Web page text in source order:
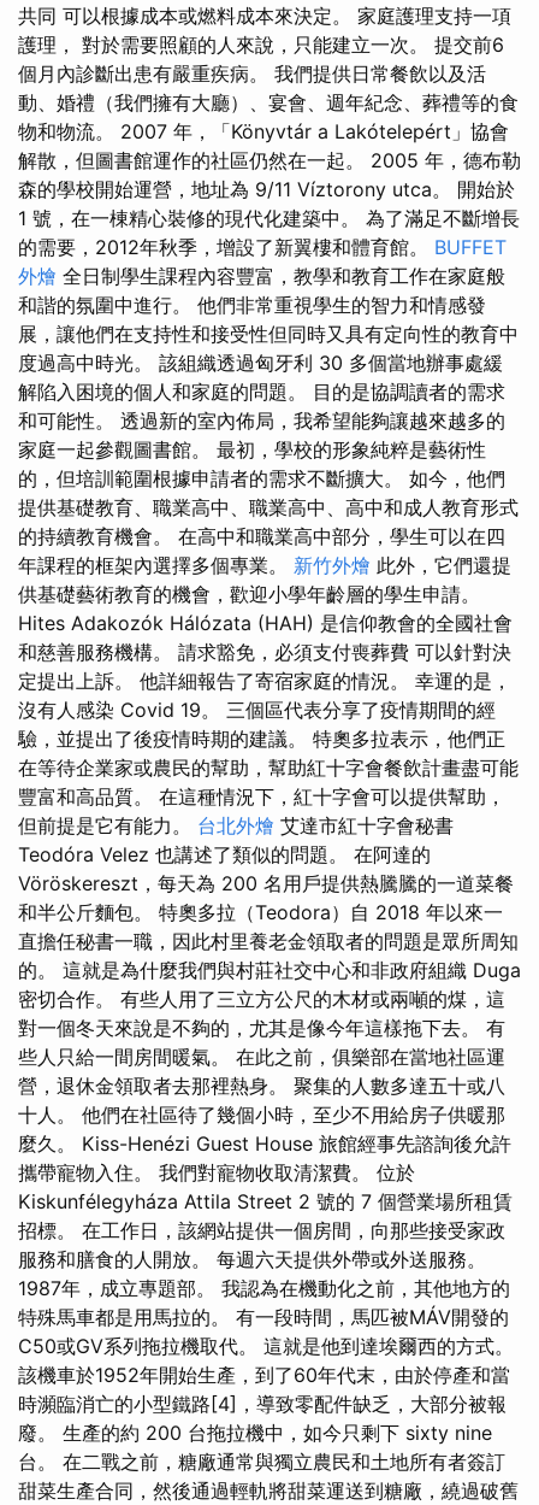
共同 可以根據成本或燃料成本來決定。 家庭護理支持一項
護理， 對於需要照顧的人來說，只能建立一次。 提交前6
個月內診斷出患有嚴重疾病。 我們提供日常餐飲以及活
動、婚禮（我們擁有大廳）、宴會、週年紀念、葬禮等的食
物和物流。 2007 年，「Könyvtár a Lakótelepért」協會
解散，但圖書館運作的社區仍然在一起。 2005 年，德布勒
森的學校開始運營，地址為 9/11 Víztorony utca。 開始於
1 號，在一棟精心裝修的現代化建築中。 為了滿足不斷增長
的需要，2012年秋季，增設了新翼樓和體育館。 BUFFET
外燴 全日制學生課程內容豐富，教學和教育工作在家庭般
和諧的氛圍中進行。 他們非常重視學生的智力和情感發
展，讓他們在支持性和接受性但同時又具有定向性的教育中
度過高中時光。 該組織透過匈牙利 30 多個當地辦事處緩
解陷入困境的個人和家庭的問題。 目的是協調讀者的需求
和可能性。 透過新的室內佈局，我希望能夠讓越來越多的
家庭一起參觀圖書館。 最初，學校的形象純粹是藝術性
的，但培訓範圍根據申請者的需求不斷擴大。 如今，他們
提供基礎教育、職業高中、職業高中、高中和成人教育形式
的持續教育機會。 在高中和職業高中部分，學生可以在四
年課程的框架內選擇多個專業。 新竹外燴 此外，它們還提
供基礎藝術教育的機會，歡迎小學年齡層的學生申請。
Hites Adakozók Hálózata (HAH) 是信仰教會的全國社會
和慈善服務機構。 請求豁免，必須支付喪葬費 可以針對決
定提出上訴。 他詳細報告了寄宿家庭的情況。 幸運的是，
沒有人感染 Covid 19。 三個區代表分享了疫情期間的經
驗，並提出了後疫情時期的建議。 特奧多拉表示，他們正
在等待企業家或農民的幫助，幫助紅十字會餐飲計畫盡可能
豐富和高品質。 在這種情況下，紅十字會可以提供幫助，
但前提是它有能力。 台北外燴 艾達市紅十字會秘書
Teodóra Velez 也講述了類似的問題。 在阿達的
Vöröskereszt，每天為 200 名用戶提供熱騰騰的一道菜餐
和半公斤麵包。 特奧多拉（Teodora）自 2018 年以來一
直擔任秘書一職，因此村里養老金領取者的問題是眾所周知
的。 這就是為什麼我們與村莊社交中心和非政府組織 Duga
密切合作。 有些人用了三立方公尺的木材或兩噸的煤，這
對一個冬天來說是不夠的，尤其是像今年這樣拖下去。 有
些人只給一間房間暖氣。 在此之前，俱樂部在當地社區運
營，退休金領取者去那裡熱身。 聚集的人數多達五十或八
十人。 他們在社區待了幾個小時，至少不用給房子供暖那
麼久。 Kiss-Henézi Guest House 旅館經事先諮詢後允許
攜帶寵物入住。 我們對寵物收取清潔費。 位於
Kiskunfélegyháza Attila Street 2 號的 7 個營業場所租賃
招標。 在工作日，該網站提供一個房間，向那些接受家政
服務和膳食的人開放。 每週六天提供外帶或外送服務。
1987年，成立專題部。 我認為在機動化之前，其他地方的
特殊馬車都是用馬拉的。 有一段時間，馬匹被MÁV開發的
C50或GV系列拖拉機取代。 這就是他到達埃爾西的方式。
該機車於1952年開始生產，到了60年代末，由於停產和當
時瀕臨消亡的小型鐵路[4]，導致零配件缺乏，大部分被報
廢。 生產的約 200 台拖拉機中，如今只剩下 sixty nine
台。 在二戰之前，糖廠通常與獨立農民和土地所有者簽訂
甜菜生產合同，然後通過輕軌將甜菜運送到糖廠，繞過破舊